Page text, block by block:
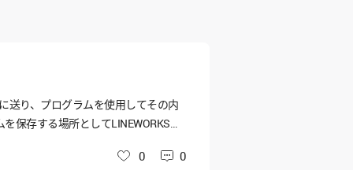
送り、プログラムを使用してその内
保存する場所としてLINEWORKS内
いいね
0 0